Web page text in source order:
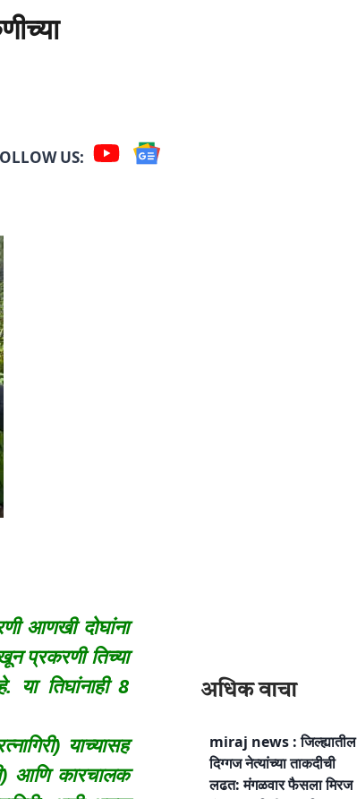
US:
आणखी दोघांना
प्रकरणी तिच्या
या तिघांनाही 8
याच्यासह
आणि कारचालक
अधिक वाचा
miraj news : जिल्ह्यातील
दिग्गज नेत्यांच्या ताकदीची
लढत: मंगळवार फैसला मिरज